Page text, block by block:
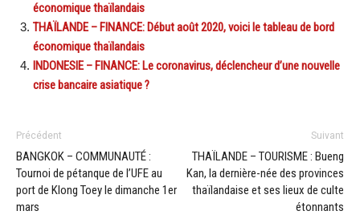
économique thaïlandais
THAÏLANDE – FINANCE: Début août 2020, voici le tableau de bord
économique thaïlandais
INDONESIE – FINANCE: Le coronavirus, déclencheur d’une nouvelle
crise bancaire asiatique ?
Précédent
BANGKOK – COMMUNAUTÉ :
Tournoi de pétanque de l’UFE au
port de Klong Toey le dimanche 1er
mars
Suivant
THAÏLANDE – TOURISME : Bueng
Kan, la dernière-née des provinces
thaïlandaise et ses lieux de culte
étonnants